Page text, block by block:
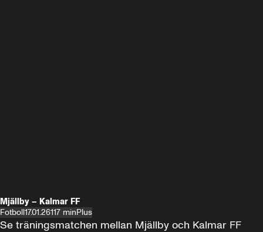
Mjällby – Kalmar FF
Fotboll17.01.26117 minPlus
Se träningsmatchen mellan Mjällby och Kalmar FF